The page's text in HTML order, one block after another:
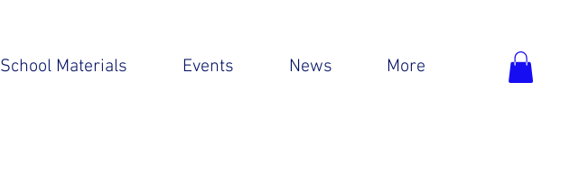
School Materials Events News More